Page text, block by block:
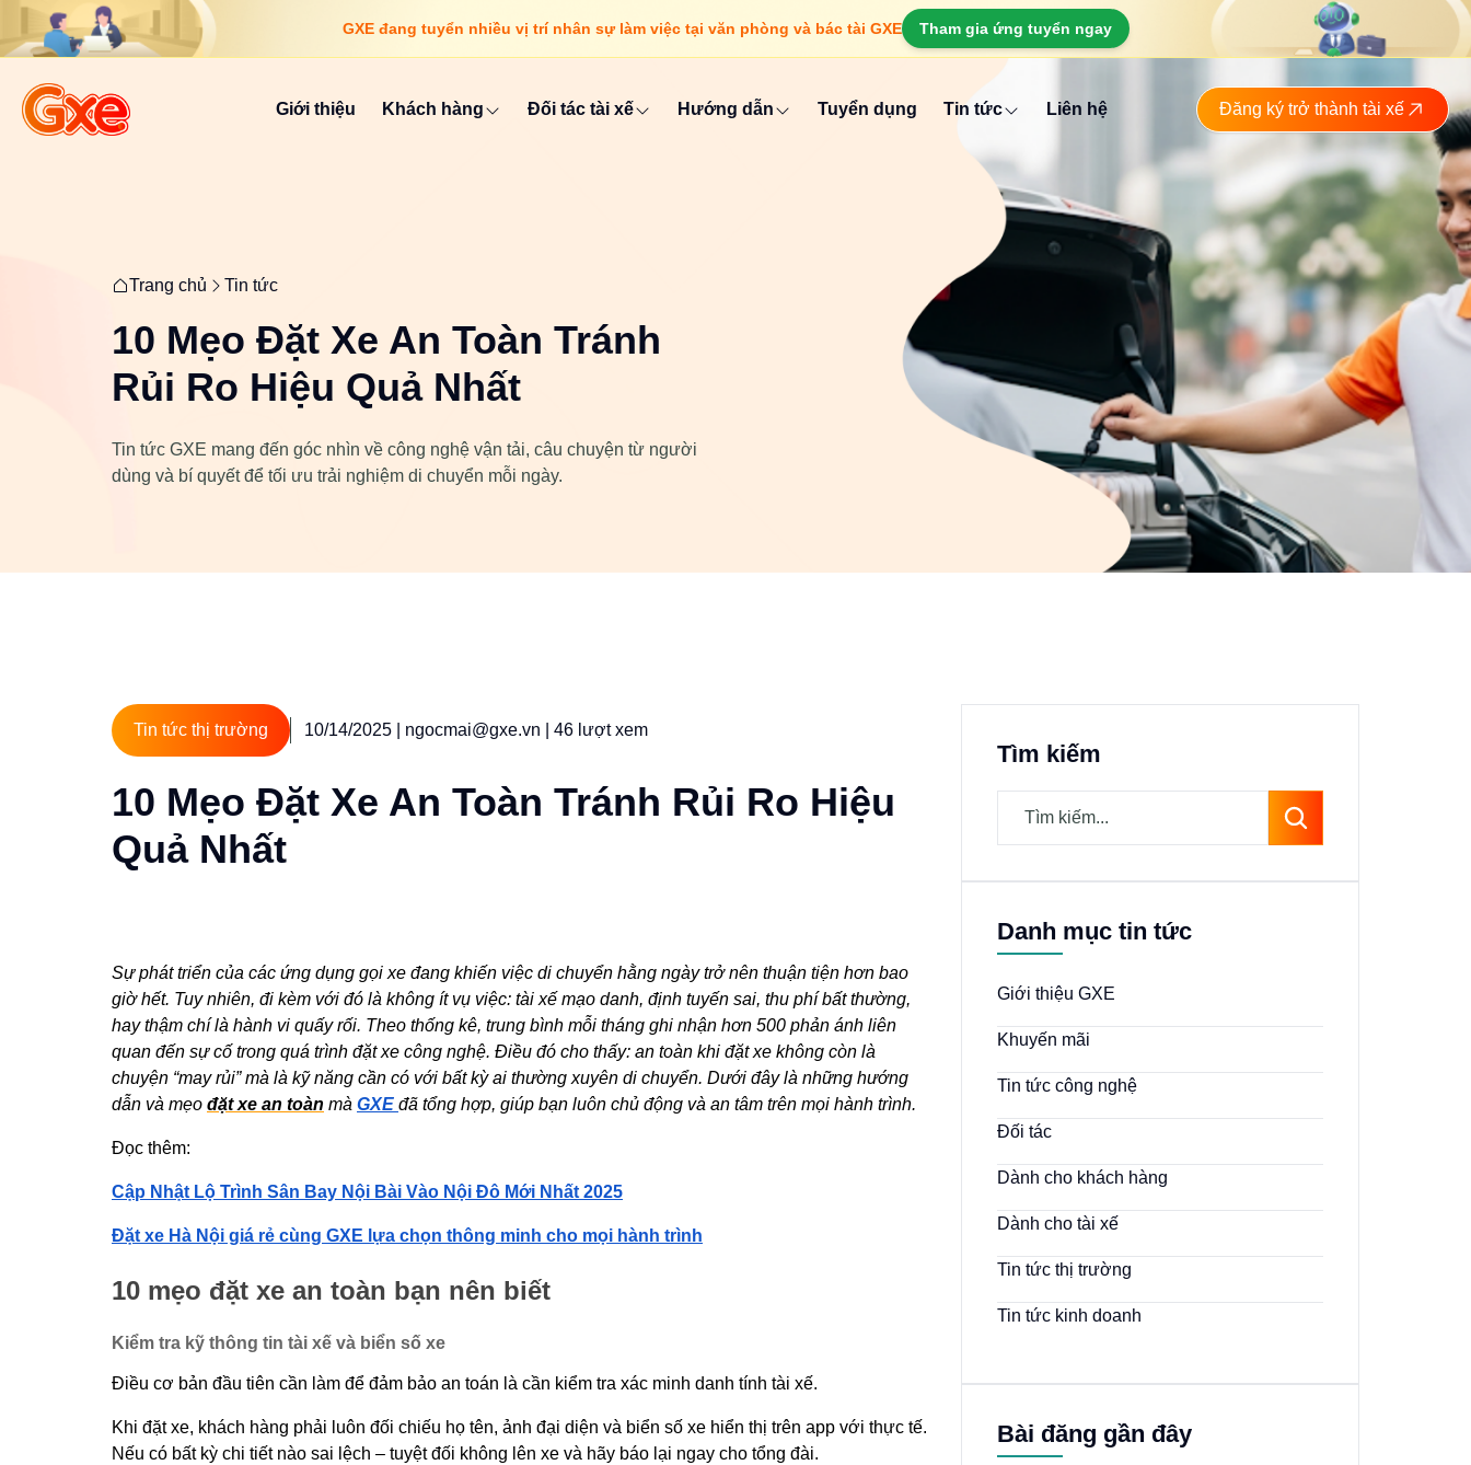
GXE đang tuyển nhiều vị trí nhân sự làm việc tại văn phòng và bác tài GXE Tham gia ứng tuyển ngay
Giới thiệu Khách hàng Đối tác tài xế Hướng dẫn Tuyển dụng Tin tức Liên hệ Đăng ký trở thành tài xế
Trang chủ Tin tức
10 Mẹo Đặt Xe An Toàn Tránh
Rủi Ro Hiệu Quả Nhất
Tin tức GXE mang đến góc nhìn về công nghệ vận tải, câu chuyện từ người
dùng và bí quyết để tối ưu trải nghiệm di chuyển mỗi ngày.
Tin tức thị trường 10/14/2025 | ngocmai@gxe.vn | 46 lượt xem
10 Mẹo Đặt Xe An Toàn Tránh Rủi Ro Hiệu
Quả Nhất
Sự phát triển của các ứng dụng gọi xe đang khiến việc di chuyển hằng ngày trở nên thuận tiện hơn bao
giờ hết. Tuy nhiên, đi kèm với đó là không ít vụ việc: tài xế mạo danh, định tuyến sai, thu phí bất thường,
hay thậm chí là hành vi quấy rối. Theo thống kê, trung bình mỗi tháng ghi nhận hơn 500 phản ánh liên
quan đến sự cố trong quá trình đặt xe công nghệ. Điều đó cho thấy: an toàn khi đặt xe không còn là
chuyện “may rủi” mà là kỹ năng cần có với bất kỳ ai thường xuyên di chuyển. Dưới đây là những hướng
dẫn và mẹo đặt xe an toàn mà GXE đã tổng hợp, giúp bạn luôn chủ động và an tâm trên mọi hành trình.
Đọc thêm:
Cập Nhật Lộ Trình Sân Bay Nội Bài Vào Nội Đô Mới Nhất 2025
Đặt xe Hà Nội giá rẻ cùng GXE lựa chọn thông minh cho mọi hành trình
10 mẹo đặt xe an toàn bạn nên biết
Kiểm tra kỹ thông tin tài xế và biển số xe
Điều cơ bản đầu tiên cần làm để đảm bảo an toán là cần kiểm tra xác minh danh tính tài xế.
Khi đặt xe, khách hàng phải luôn đối chiếu họ tên, ảnh đại diện và biển số xe hiển thị trên app với thực tế.
Nếu có bất kỳ chi tiết nào sai lệch – tuyệt đối không lên xe và hãy báo lại ngay cho tổng đài.
Tìm kiếm
Danh mục tin tức
Giới thiệu GXE
Khuyến mãi
Tin tức công nghệ
Đối tác
Dành cho khách hàng
Dành cho tài xế
Tin tức thị trường
Tin tức kinh doanh
Bài đăng gần đây